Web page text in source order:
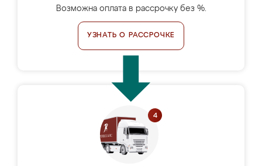
Возможна оплата в рассрочку без %.
УЗНАТЬ О РАССРОЧКЕ